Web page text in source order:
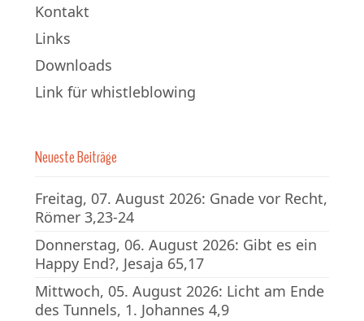
Kontakt
Links
Downloads
Link für whistleblowing
Neueste Beiträge
Freitag, 07. August 2026: Gnade vor Recht,
Römer 3,23-24
Donnerstag, 06. August 2026: Gibt es ein
Happy End?, Jesaja 65,17
Mittwoch, 05. August 2026: Licht am Ende
des Tunnels, 1. Johannes 4,9